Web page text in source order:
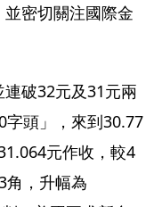
密切關注國際金
破32元及31元兩
字頭」，來到30.77
元作收，較4
角，升幅為